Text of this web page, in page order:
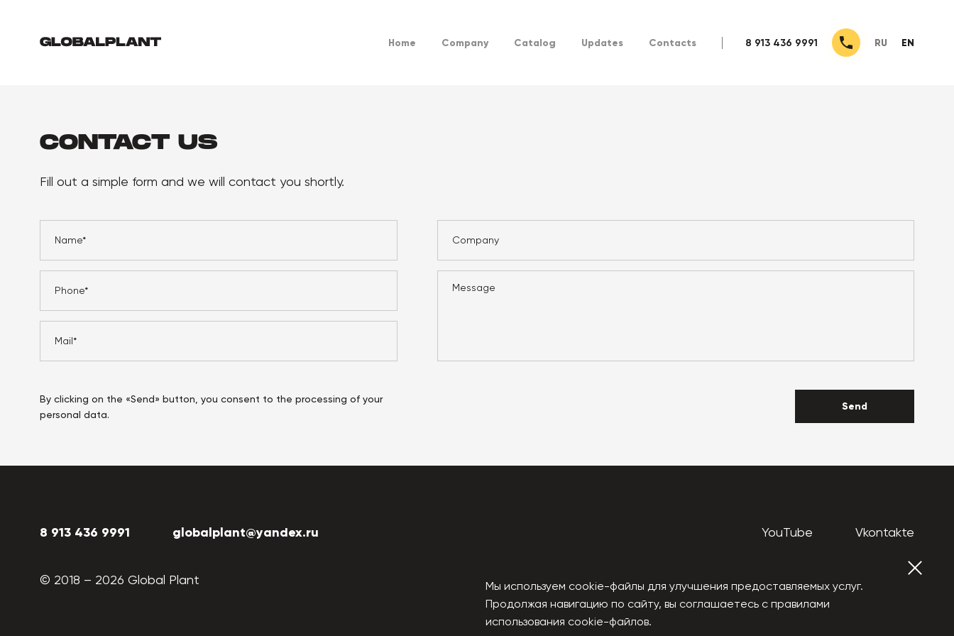
Home Company Catalog Updates Contacts 8 913 436 9991 RU EN
CONTACT US
Fill out a simple form and we will contact you shortly.
Send
By clicking on the «Send» button, you consent to the processing of your
personal data.
8 913 436 9991 globalplant@yandex.ru YouTube Vkontakte
© 2018 – 2026 Global Plant
Мы используем cookie-файлы для улучшения предоставляемых услуг.
Продолжая навигацию по сайту, вы соглашаетесь с правилами
использования cookie-файлов.